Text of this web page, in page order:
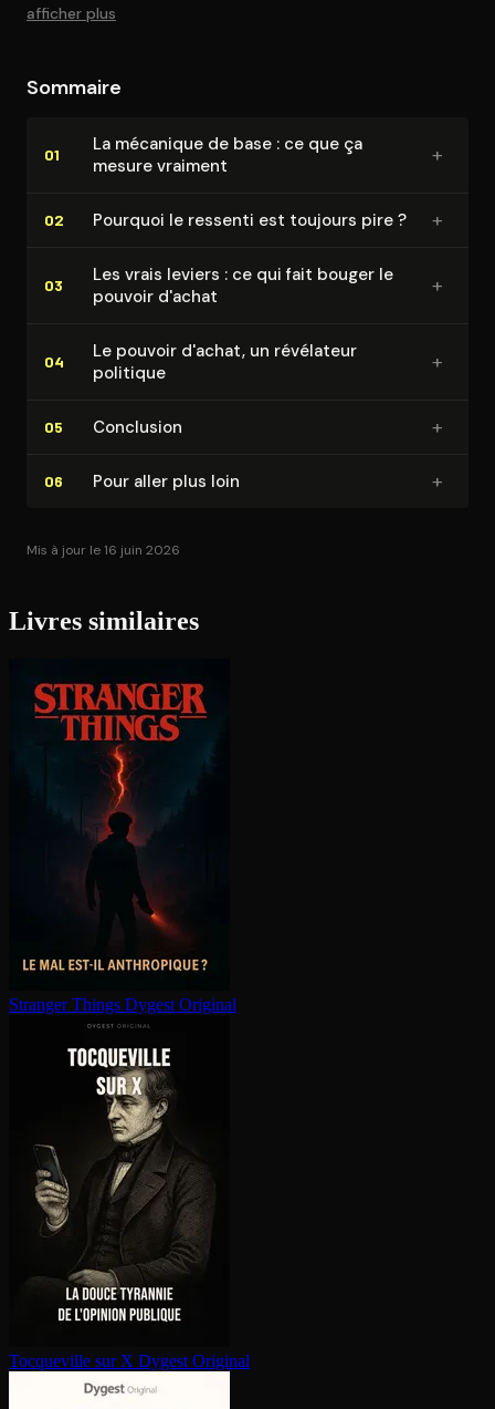
afficher plus
Sommaire
01
La mécanique de base : ce que ça
mesure vraiment
+
02 Pourquoi le ressenti est toujours pire ? +
03
Les vrais leviers : ce qui fait bouger le
pouvoir d'achat
+
04
Le pouvoir d'achat, un révélateur
politique
+
05 Conclusion +
06 Pour aller plus loin +
Mis à jour le 16 juin 2026
Livres similaires
Stranger Things Dygest Original
Tocqueville sur X Dygest Original